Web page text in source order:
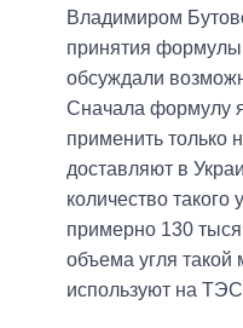
Владимиром
принятия
обсуждали
Сначала формулу
применить только
доставляют в
количество такого
примерно 130
объема угля такой
используют на